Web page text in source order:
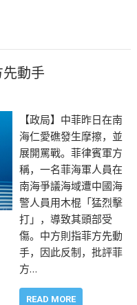
動手
【政局】中菲昨日在南
海仁愛礁發生摩擦，並
展開罵戰。菲律賓軍方
稱，一名菲海軍人員在
南海爭議海域遭中國海
警人員用木棍「猛烈擊
打」，導致其頭部受
傷。中方則指菲方先動
手，因此反制，批評菲
方…
READ MORE